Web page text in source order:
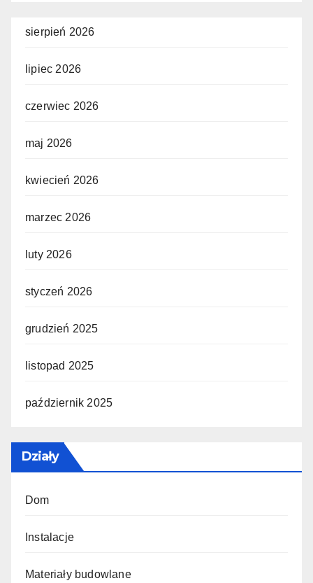
sierpień 2026
lipiec 2026
czerwiec 2026
maj 2026
kwiecień 2026
marzec 2026
luty 2026
styczeń 2026
grudzień 2025
listopad 2025
październik 2025
Działy
Dom
Instalacje
Materiały budowlane